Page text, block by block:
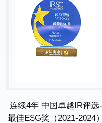
连续4年 中国卓越IR评选-
最佳ESG奖（2021-2024）